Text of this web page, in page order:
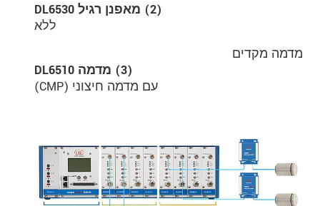
(2) מאפנן רגיל DL6530
ללא
מדמה מקדים
(3) מדמה DL6510
עם מדמה חיצוני (CMP)